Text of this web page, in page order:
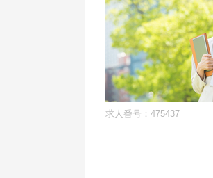
求人番号：475437